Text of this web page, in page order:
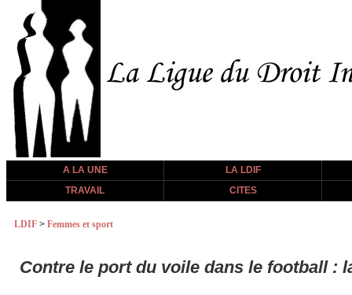
A LA UNE
LA LDIF
TRAVAIL
CITES
LDIF > Femmes et sport
Contre le port du voile dans le football :